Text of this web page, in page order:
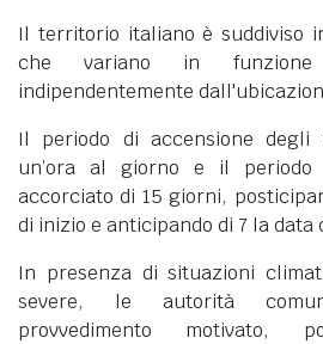
Il territorio italiano è suddiviso
che variano in funzione
indipendentemente
Il periodo di accensione
un’ora al giorno e il periodo
accorciato di 15 giorni,
di inizio e anticipando di 7 la data
In presenza di situazioni
severe, le autorità
provvedimento motivato,